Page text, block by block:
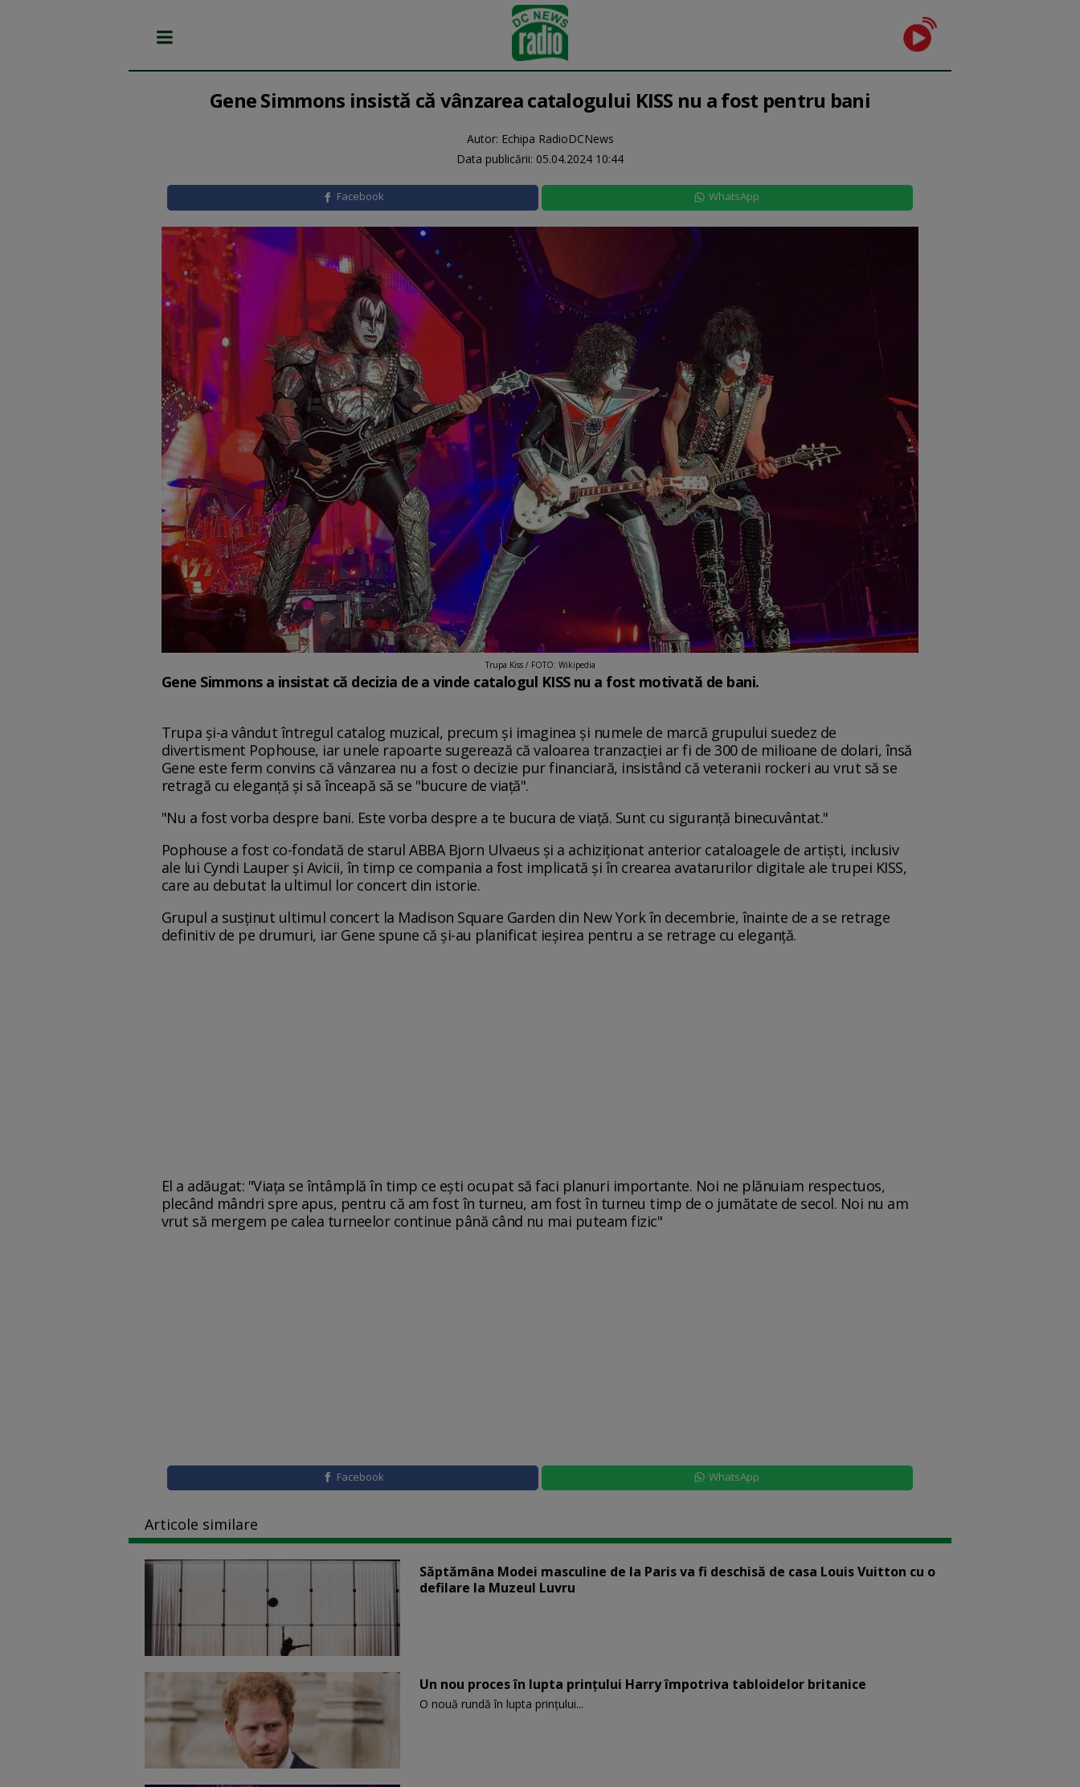
Gene Simmons insistă că vânzarea catalogului KISS nu a fost pentru bani
Autor: Echipa RadioDCNews
Data publicării: 05.04.2024 10:44
Facebook WhatsApp
Trupa Kiss / FOTO: Wikipedia
Gene Simmons a insistat că decizia de a vinde catalogul KISS nu a fost motivată de bani.
Trupa și-a vândut întregul catalog muzical, precum și imaginea și numele de marcă grupului suedez de
divertisment Pophouse, iar unele rapoarte sugerează că valoarea tranzacției ar fi de 300 de milioane de dolari, însă
Gene este ferm convins că vânzarea nu a fost o decizie pur financiară, insistând că veteranii rockeri au vrut să se
retragă cu eleganță și să înceapă să se "bucure de viață".
"Nu a fost vorba despre bani. Este vorba despre a te bucura de viață. Sunt cu siguranță binecuvântat."
Pophouse a fost co-fondată de starul ABBA Bjorn Ulvaeus și a achiziționat anterior cataloagele de artiști, inclusiv
ale lui Cyndi Lauper și Avicii, în timp ce compania a fost implicată și în crearea avatarurilor digitale ale trupei KISS,
care au debutat la ultimul lor concert din istorie.
Grupul a susținut ultimul concert la Madison Square Garden din New York în decembrie, înainte de a se retrage
definitiv de pe drumuri, iar Gene spune că și-au planificat ieșirea pentru a se retrage cu eleganță.
El a adăugat: "Viața se întâmplă în timp ce ești ocupat să faci planuri importante. Noi ne plănuiam respectuos,
plecând mândri spre apus, pentru că am fost în turneu, am fost în turneu timp de o jumătate de secol. Noi nu am
vrut să mergem pe calea turneelor continue până când nu mai puteam fizic"
Facebook WhatsApp
Articole similare
Săptămâna Modei masculine de la Paris va fi deschisă de casa Louis Vuitton cu o
defilare la Muzeul Luvru
Un nou proces în lupta prinţului Harry împotriva tabloidelor britanice
O nouă rundă în lupta prinţului...